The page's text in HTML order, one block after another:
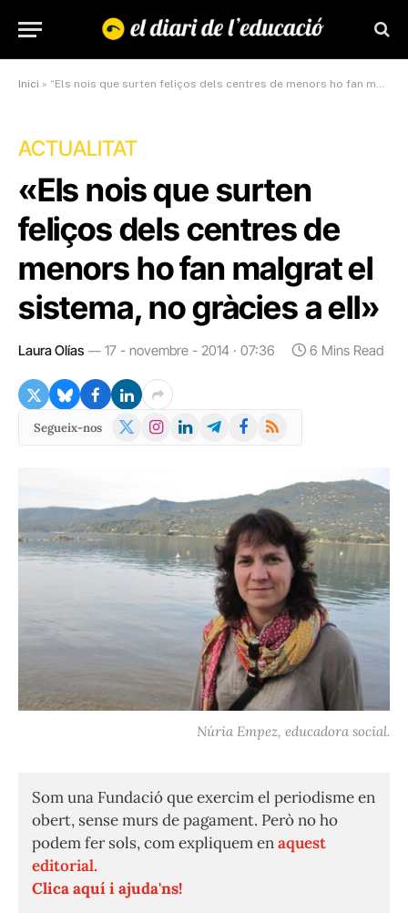
Inici » “Els nois que surten feliços dels centres de menors ho fan malgrat el sistema, no gràcies a ell”
ACTUALITAT
«Els nois que surten
feliços dels centres de
menors ho fan malgrat el
sistema, no gràcies a ell»
Laura Olías 17 - novembre - 2014 · 07:36 6 Mins Read
Segueix-nos
X
Instagram
LinkedInTelegramFacebook
RSS
Núria Empez, educadora social.
Som una Fundació que exercim el periodisme en
obert, sense murs de pagament. Però no ho
podem fer sols, com expliquem enaquest
editorial.
Clica aquí i ajuda'ns!